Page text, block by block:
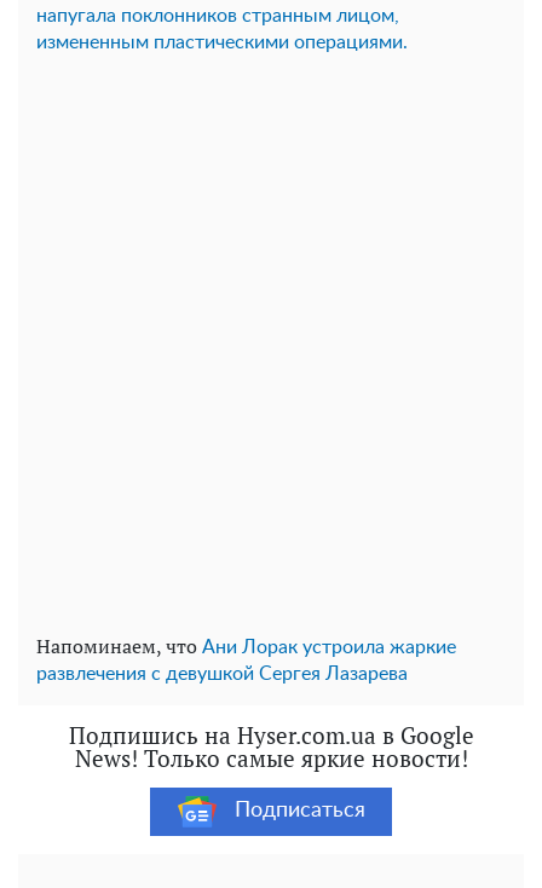
напугала поклонников странным лицом,
измененным пластическими операциями.
Напоминаем, что Ани Лорак устроила жаркие
развлечения с девушкой Сергея Лазарева
Подпишись на Hyser.com.ua в Google
News! Только самые яркие новости!
Подписаться